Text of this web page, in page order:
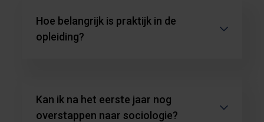
Hoe belangrijk is praktijk in de
opleiding?
Kan ik na het eerste jaar nog
overstappen naar sociologie?